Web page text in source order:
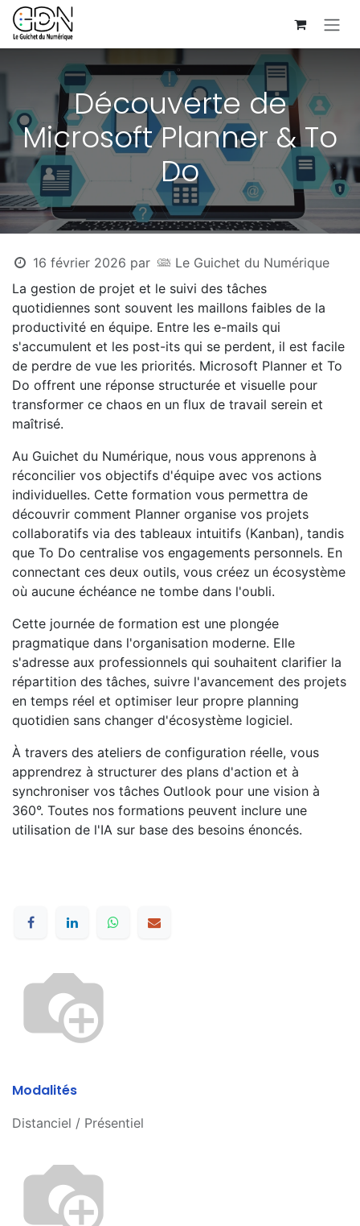
Se rendre au contenu
Découverte de
Microsoft Planner & To
Do
16 février 2026 par
Le Guichet du Numérique
La gestion de projet et le suivi des tâches
quotidiennes sont souvent les maillons faibles de la
productivité en équipe. Entre les e-mails qui
s'accumulent et les post-its qui se perdent, il est facile
de perdre de vue les priorités. Microsoft Planner et To
Do offrent une réponse structurée et visuelle pour
transformer ce chaos en un flux de travail serein et
maîtrisé.
Au Guichet du Numérique, nous vous apprenons à
réconcilier vos objectifs d'équipe avec vos actions
individuelles. Cette formation vous permettra de
découvrir comment Planner organise vos projets
collaboratifs via des tableaux intuitifs (Kanban), tandis
que To Do centralise vos engagements personnels. En
connectant ces deux outils, vous créez un écosystème
où aucune échéance ne tombe dans l'oubli.
Cette journée de formation est une plongée
pragmatique dans l'organisation moderne. Elle
s'adresse aux professionnels qui souhaitent clarifier la
répartition des tâches, suivre l'avancement des projets
en temps réel et optimiser leur propre planning
quotidien sans changer d'écosystème logiciel.
À travers des ateliers de configuration réelle, vous
apprendrez à structurer des plans d'action et à
synchroniser vos tâches Outlook pour une vision à
360°. Toutes nos formations peuvent inclure une
utilisation de l'IA sur base des besoins énoncés.
Modalités
Distanciel / Présentiel